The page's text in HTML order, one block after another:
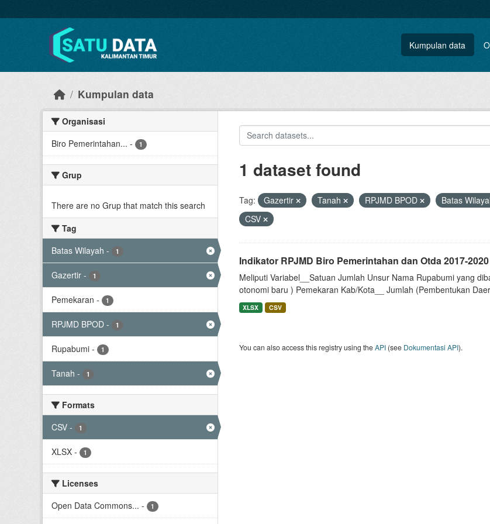
Kumpulan data
Kumpulan data
Organisasi
Biro Pemerintahan... - 1
Grup
There are no Grup that match this search
Tag
Batas Wilayah - 1
Gazertir - 1
Pemekaran - 1
RPJMD BPOD - 1
Rupabumi - 1
Tanah - 1
Formats
CSV - 1
XLSX - 1
Licenses
Open Data Commons... - 1
1 dataset found
Tag: Gazertir Tanah RPJMD BPOD Batas
CSV
Indikator RPJMD Biro Pemerintahan dan Otda 2017-2020
Meliputi Variabel__Satuan Jumlah Unsur Nama Rupabumi yang
otonomi baru ) Pemekaran Kab/Kota__ Jumlah (Pembentukan
XLSX CSV
You can also access this registry using theAPI(see Dokumentasi API).